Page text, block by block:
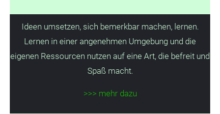
Ideen umsetzen, sich bemerkbar machen, lernen.
Lernen in einer angenehmen Umgebung und die
eigenen Ressourcen nutzen auf eine Art, die befreit und
Spaß macht.
>>> mehr dazu